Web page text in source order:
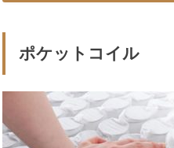
ポケットコイル